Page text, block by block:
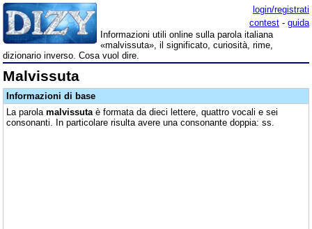
login/registrati
contest - guida
Informazioni utili online sulla parola italiana
«malvissuta», il significato, curiosità, rime,
dizionario inverso. Cosa vuol dire.
Malvissuta
Informazioni di base
La parola malvissuta è formata da dieci lettere, quattro vocali e sei
consonanti. In particolare risulta avere una consonante doppia: ss.